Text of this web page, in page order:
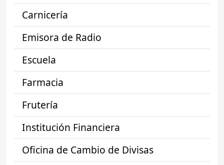
Carnicería
Emisora de Radio
Escuela
Farmacia
Frutería
Institución Financiera
Oficina de Cambio de Divisas